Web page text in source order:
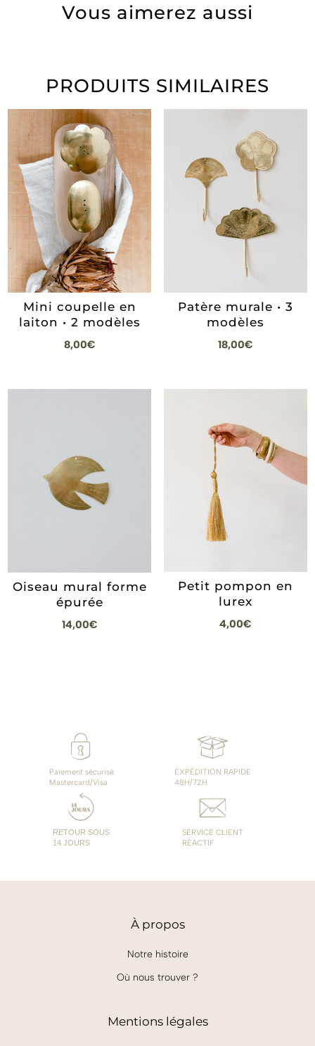
Vous aimerez aussi
PRODUITS SIMILAIRES
Mini coupelle en
laiton • 2 modèles
8,00€
Patère murale • 3
modèles
18,00€
Oiseau mural forme
épurée
14,00€
Petit pompon en
lurex
4,00€
Paiement sécurisé
Mastercard/Visa
EXPÉDITION RAPIDE
48H/72H
RETOUR SOUS
14 JOURS
SERVICE CLIENT
RÉACTIF
Àpropos
Notre histoire
Où nous trouver ?
Mentions légales